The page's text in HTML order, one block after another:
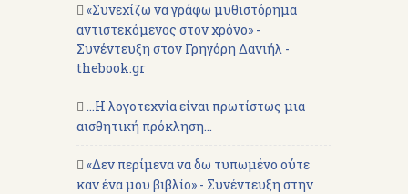
«Συνεχίζω να γράφω μυθιστόρημα
αντιστεκόμενος στον χρόνο» -
Συνέντευξη στον Γρηγόρη Δανιήλ -
thebook.gr
...Η λογοτεχνία είναι πρωτίστως μια
αισθητική πρόκληση...
«Δεν περίμενα να δω τυπωμένο ούτε
καν ένα μου βιβλίο» - Συνέντευξη στην